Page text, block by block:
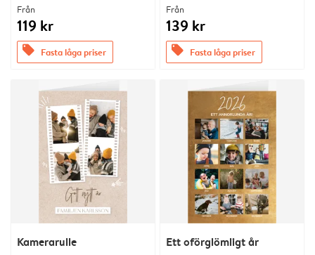
Från
119 kr
offers Fasta låga priser
Från
139 kr
offers Fasta låga priser
Kamerarulle Ett oförglömligt år